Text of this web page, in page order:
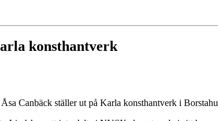
konsthantverk
Canbäck ställer ut på Karla konsthantverk i